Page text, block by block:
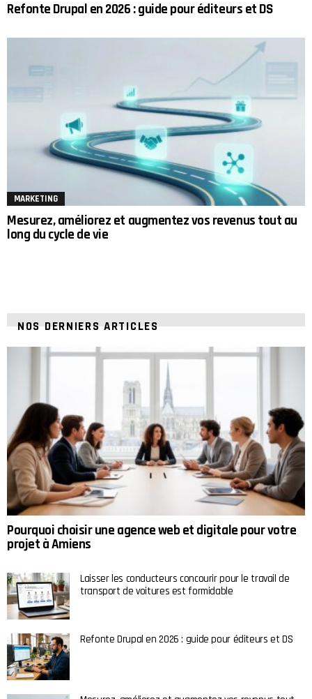
Refonte Drupal en 2026 : guide pour éditeurs et DS
MARKETING
Mesurez, améliorez et augmentez vos revenus tout au
long du cycle de vie
NOS DERNIERS ARTICLES
Pourquoi choisir une agence web et digitale pour votre
projet à Amiens
Laisser les conducteurs concourir pour le travail de
transport de voitures est formidable
Refonte Drupal en 2026 : guide pour éditeurs et DS